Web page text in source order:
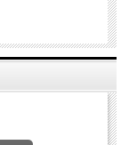
水晶の商品ページで
と書かれた商品ペー